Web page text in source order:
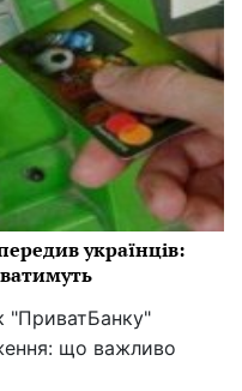
українців:
"ПриватБанку"
що важливо